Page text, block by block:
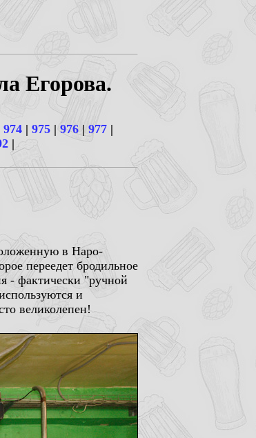
Егорова.
974 | 975 | 976 | 977 |
|
в Наро-
переедет бродильное
- фактически "ручной
и
великолепен!